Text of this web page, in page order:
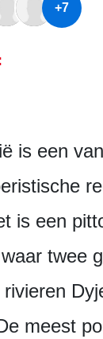
+7
is een
is een
twee
meest